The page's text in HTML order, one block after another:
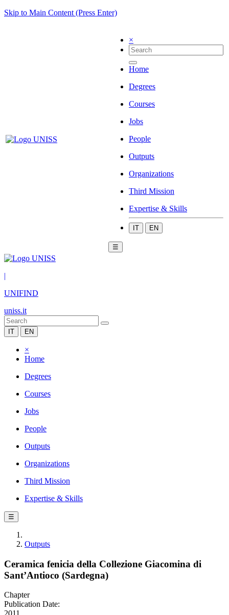
Skip to Main Content (Press Enter)
×
Home
Degrees
Courses
Jobs
People
Outputs
Organizations
Third Mission
Expertise & Skills
IT EN
☰
|
UNIFIND
uniss.it
IT EN
×
Home
Degrees
Courses
Jobs
People
Outputs
Organizations
Third Mission
Expertise & Skills
☰
Outputs
Ceramica fenicia della Collezione Giacomina di
Sant’Antioco (Sardegna)
Chapter
Publication Date: